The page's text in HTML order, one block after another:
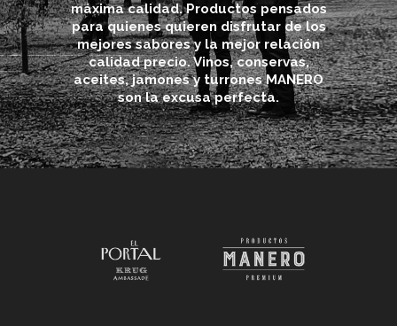
máxima calidad. Productos pensados
para quienes quieren disfrutar de los
mejores sabores y la mejor relación
calidad precio. Vinos, conservas,
aceites, jamones y turrones MANERO
son la excusa perfecta.